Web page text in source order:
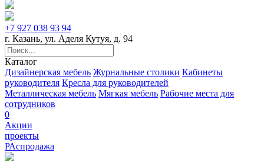
+7 927 038 93 94
г. Казань, ул. Аделя Кутуя, д. 94
Каталог
Дизайнерская мебель Журнальные столики Кабинеты
руководителя Кресла для руководителей
Металлическая мебель Мягкая мебель Рабочие места для
сотрудников
0
Акции
проекты
РАспродажа